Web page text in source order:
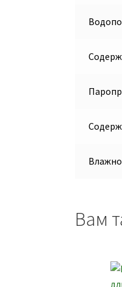
Вам